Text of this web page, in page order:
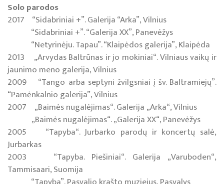
Solo parodos
2017 “Sidabriniai +”. Galerija “Arka”, Vilnius
“Sidabriniai +”. “Galerija XX”, Panevėžys
“Netyrinėju. Tapau”. “Klaipėdos galerija”, Klaipėda
2013 „Arvydas Baltrūnas ir jo mokiniai“. Vilniaus vaikų ir
jaunimo meno galerija, Vilnius
2009 “Tango arba septyni žvilgsniai į šv. Baltramiejų”.
“Pamėnkalnio galerija”, Vilnius
2007 „Baimės nugalėjimas“. Galerija „Arka“, Vilnius
„Baimės nugalėjimas“. „Galerija XX“, Panevėžys
2005 “Tapyba“. Jurbarko parodų ir koncertų salė,
Jurbarkas
2003 “Tapyba. Piešiniai“. Galerija „Varuboden“,
Tammisaari, Suomija